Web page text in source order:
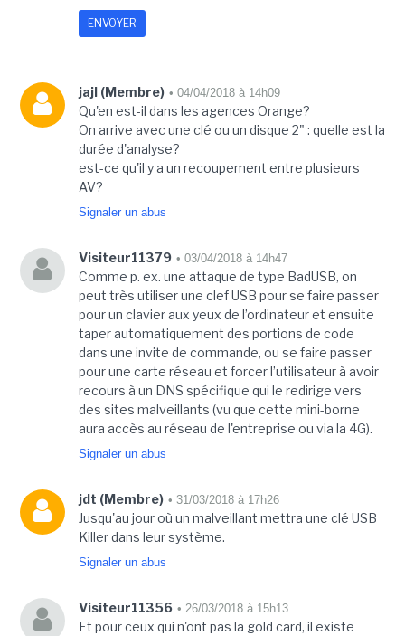
jajl (Membre) • 04/04/2018 à 14h09
Qu'en est-il dans les agences Orange?
On arrive avec une clé ou un disque 2" : quelle est la
durée d'analyse?
est-ce qu'il y a un recoupement entre plusieurs
AV?
Signaler un abus
Visiteur11379 • 03/04/2018 à 14h47
Comme p. ex. une attaque de type BadUSB, on
peut très utiliser une clef USB pour se faire passer
pour un clavier aux yeux de l’ordinateur et ensuite
taper automatiquement des portions de code
dans une invite de commande, ou se faire passer
pour une carte réseau et forcer l’utilisateur à avoir
recours à un DNS spécifique qui le redirige vers
des sites malveillants (vu que cette mini-borne
aura accès au réseau de l'entreprise ou via la 4G).
Signaler un abus
jdt (Membre) • 31/03/2018 à 17h26
Jusqu'au jour où un malveillant mettra une clé USB
Killer dans leur système.
Signaler un abus
Visiteur11356 • 26/03/2018 à 15h13
Et pour ceux qui n'ont pas la gold card, il existe